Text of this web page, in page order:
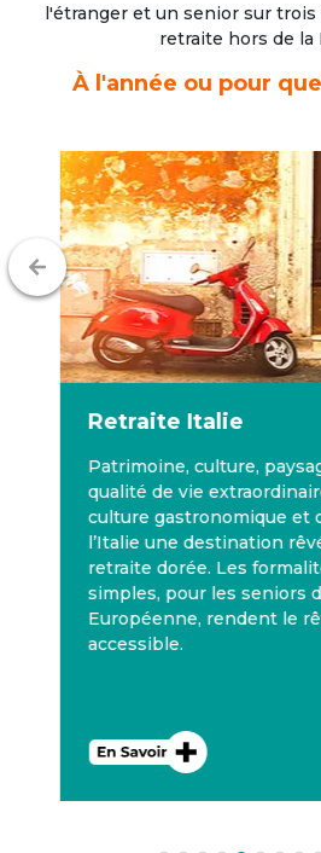
l'étrangeret un senior sur trois
retraite hors de la
À l'année ou pour
RetraiteItalie
Patrimoine, culture,
qualité de vie extraordinaire,
culture gastronomique et
l’Italie une destination
retraite dorée. Les formalités
simples, pour les seniors de
Européenne, rendent le
accessible.